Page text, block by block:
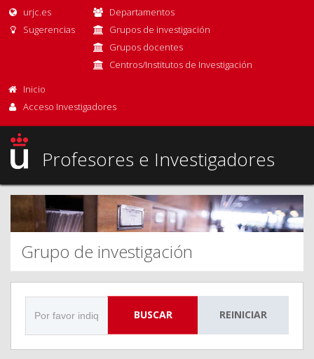
urjc.es
Sugerencias
Departamentos
Grupos de investigación
Grupos docentes
Centros/Institutos de Investigación
Inicio
Acceso Investigadores
Profesores e Investigadores
Grupo de investigación
BUSCAR REINICIAR